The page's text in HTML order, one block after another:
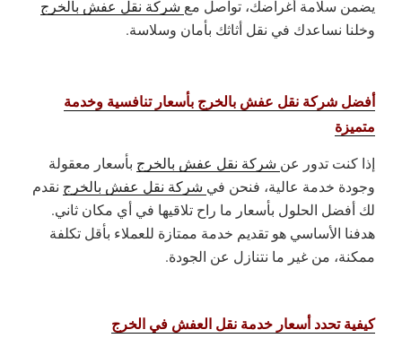
يضمن سلامة أغراضك، تواصل مع شركة نقل عفش بالخرج
وخلنا نساعدك في نقل أثاثك بأمان وسلاسة.
أفضل شركة نقل عفش بالخرج بأسعار تنافسية وخدمة
متميزة
إذا كنت تدور عن شركة نقل عفش بالخرج بأسعار معقولة
وجودة خدمة عالية، فنحن في شركة نقل عفش بالخرج نقدم
لك أفضل الحلول بأسعار ما راح تلاقيها في أي مكان ثاني.
هدفنا الأساسي هو تقديم خدمة ممتازة للعملاء بأقل تكلفة
ممكنة، من غير ما نتنازل عن الجودة.
كيفية تحدد أسعار خدمة نقل العفش في الخرج